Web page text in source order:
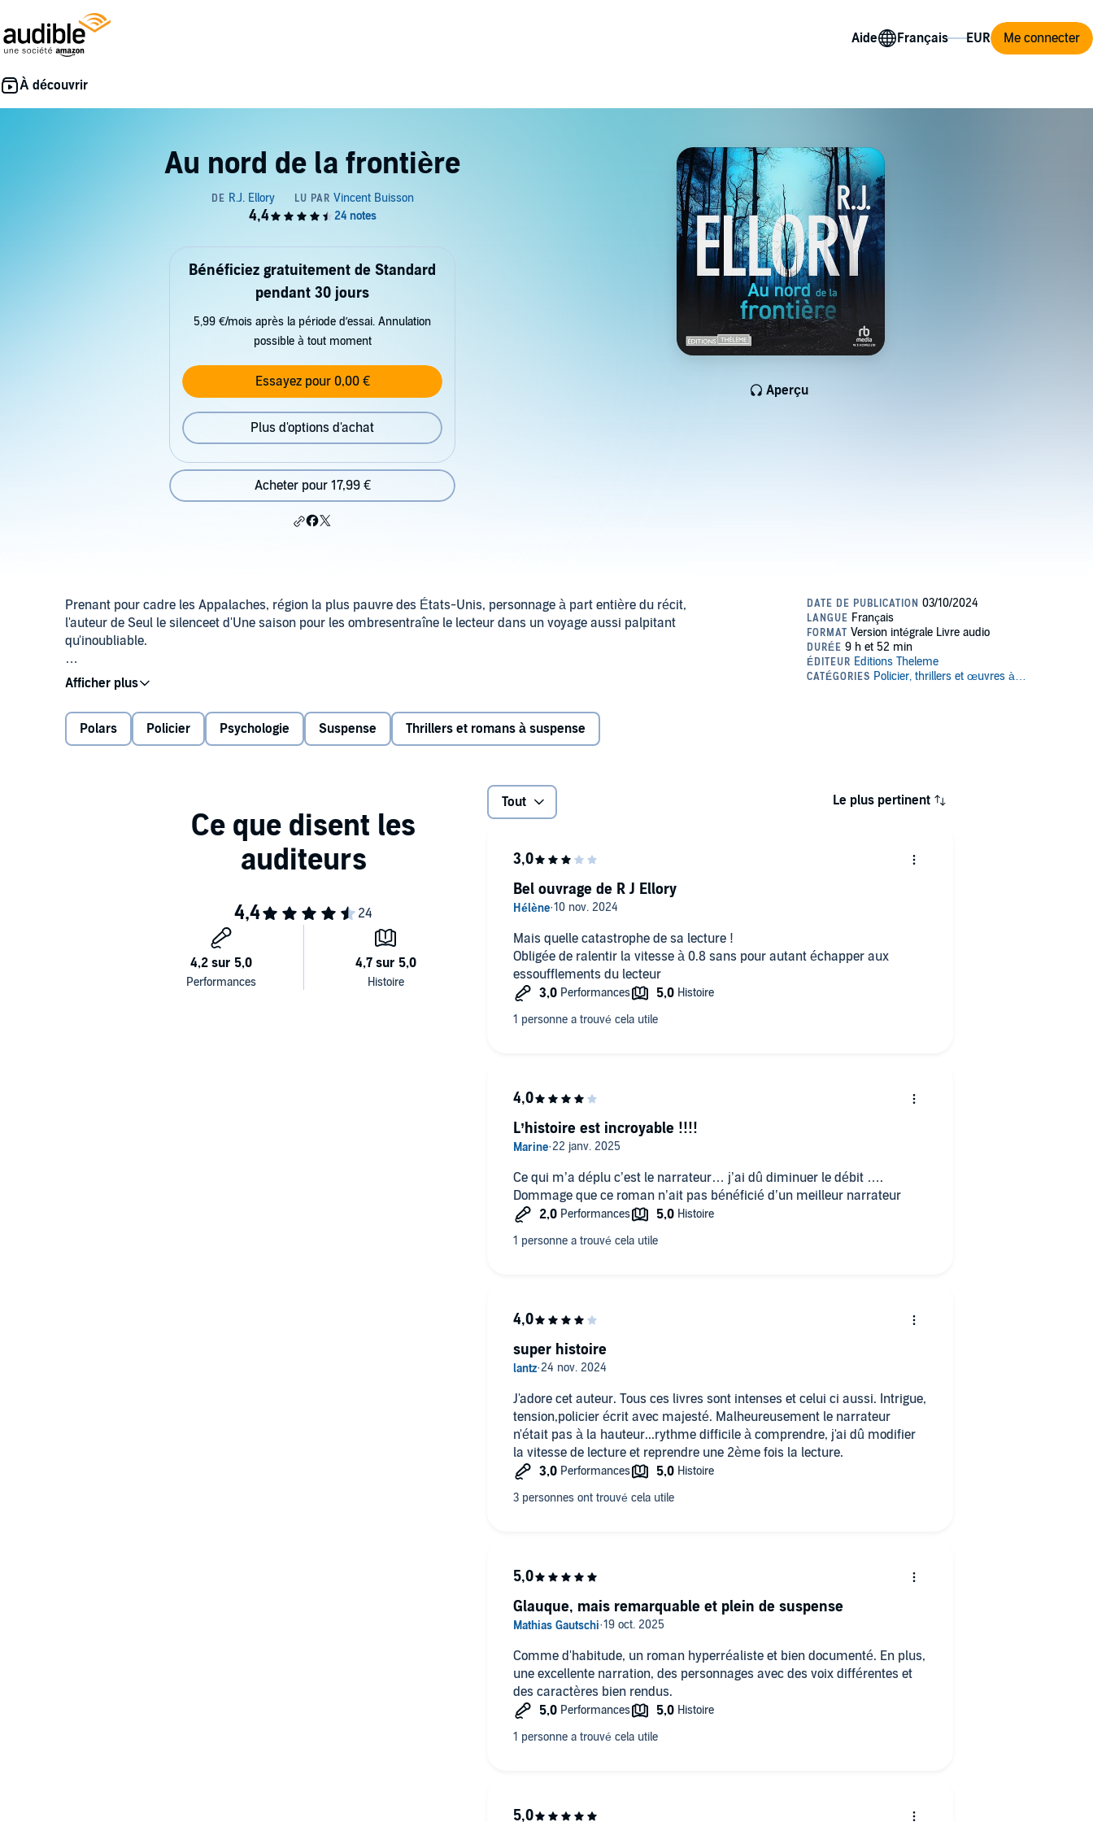
Aide Me connecter
Au nord de la frontière
Aperçu
Bénéficiez gratuitement de Standard
pendant 30 jours
5,99 €/mois après la période d’essai. Annulation
possible à tout moment
Essayez pour 0,00 €
Plus d'options d'achat
Acheter pour 17,99 €
Prenant pour cadre les Appalaches, région la plus pauvre des États-Unis, personnage à part entière du récit,
l'auteur de Seul le silenceet d'Une saison pour les ombresentraîne le lecteur dans un voyage aussi palpitant
qu'inoubliable.
Victor Landis est shérif dans une petite ville de Géorgie. C'est un homme solitaire, qui a voué son existence au
travail. Pour toute famille, il ne lui reste que son frère, Frank, avec qui il a partagé une enfance misérable
avant qu'une brouille ne les sépare. Lorsque Frank est retrouvé mort dans des circonstances étranges, Victor
décide de se rendre dans le comté de Dade, près de la frontière avec le Tennessee, afin d'en savoir plus. Là, il
découvre que son frère avait une ex-femme, et une fille, dont il ignorait l'existence. Pour sa nièce, Victor doit
Appalaches, où la drogue, les trafics en tout genre et la corruption sont omniprésents. Bientôt, sa piste le
conduit à une série de meurtres inexpliqués de jeunes adolescentes...©2023 Roger Jon Ellory (P)2024 W. F.
Polars Policier Psychologie Suspense Thrillers et romans à suspense
Tout Le plus pertinent
Mais quelle catastrophe de sa lecture !
Obligée de ralentir la vitesse à 0.8 sans pour autant échapper aux
essoufflements du lecteur
Bel ouvrage de R J Ellory
Ce qui m’a déplu c’est le narrateur… j’ai dû diminuer le débit ….
Dommage que ce roman n’ait pas bénéficié d’un meilleur narrateur
L’histoire est incroyable !!!!
J'adore cet auteur. Tous ces livres sont intenses et celui ci aussi. Intrigue,
tension,policier écrit avec majesté. Malheureusement le narrateur
n'était pas à la hauteur...rythme difficile à comprendre, j'ai dû modifier
la vitesse de lecture et reprendre une 2ème fois la lecture.
super histoire
Comme d'habitude, un roman hyperréaliste et bien documenté. En plus,
une excellente narration, des personnages avec des voix différentes et
des caractères bien rendus.
Glauque, mais remarquable et plein de suspense